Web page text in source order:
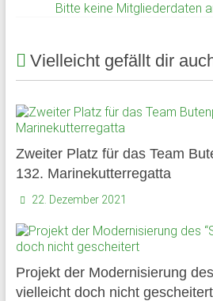
Bitte keine Mitgliederdaten
Vielleicht gefällt dir
Zweiter Platz für das Team
132. Marinekutterregatta
22. Dezember 2021
Projekt der Modernisierung
vielleicht doch nicht gescheitert